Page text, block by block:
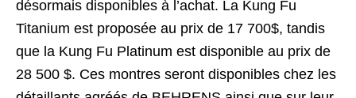
désormais disponibles à l’achat. La Kung Fu
Titanium est proposée au prix de 17 700$, tandis
que la Kung Fu Platinum est disponible au prix de
28 500 $. Ces montres seront disponibles chez les